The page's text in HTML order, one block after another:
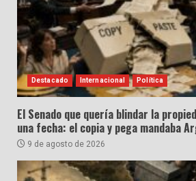
Destacado Internacional Política
El Senado que quería blindar la
una fecha: el copia y pega mandaba
9 de agosto de 2026